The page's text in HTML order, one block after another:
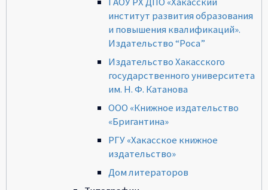
институт развития образования
и повышения квалификаций».
Издательство “Роса”
Издательство Хакасского
государственного университета
им. Н. Ф. Катанова
ООО «Книжное издательство
«Бригантина»
РГУ «Хакасское книжное
издательство»
Дом литераторов